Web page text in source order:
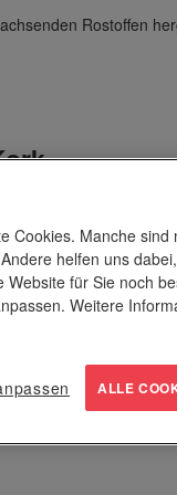
Rostoffen
als
wird vor allem die
zahlreiche
für Weinflaschen.
besonders:
Cookies. Manche sind
helfen uns
für Sie noch
Weitere
ALLE